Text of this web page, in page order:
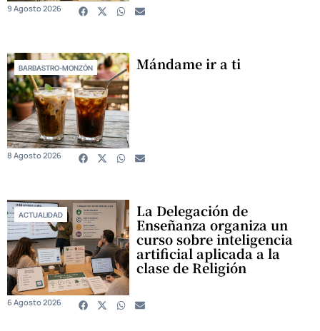
9 Agosto 2026
BARBASTRO-MONZÓN Mándame ir a ti
8 Agosto 2026
ACTUALIDAD La Delegación de
Enseñanza organiza un
curso sobre inteligencia
artificial aplicada a la
clase de Religión
6 Agosto 2026